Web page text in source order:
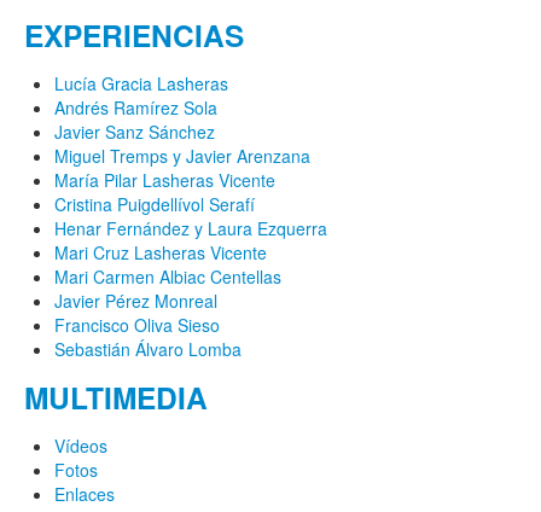
EXPERIENCIAS
Lucía Gracia Lasheras
Andrés Ramírez Sola
Javier Sanz Sánchez
Miguel Tremps y Javier Arenzana
María Pilar Lasheras Vicente
Cristina Puigdellívol Serafí
Henar Fernández y Laura Ezquerra
Mari Cruz Lasheras Vicente
Mari Carmen Albiac Centellas
Javier Pérez Monreal
Francisco Oliva Sieso
Sebastián Álvaro Lomba
MULTIMEDIA
Vídeos
Fotos
Enlaces